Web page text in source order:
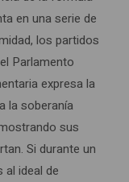
en una serie de
los partidos
Parlamento
expresa la
la soberanía
sus
Si durante un
ideal de